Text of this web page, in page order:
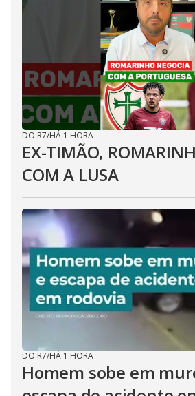
DO R7/HÁ 1 HORA
EX-TIMÃO,
COM A LUSA
DO R7/HÁ 1 HORA
Homem sobe em